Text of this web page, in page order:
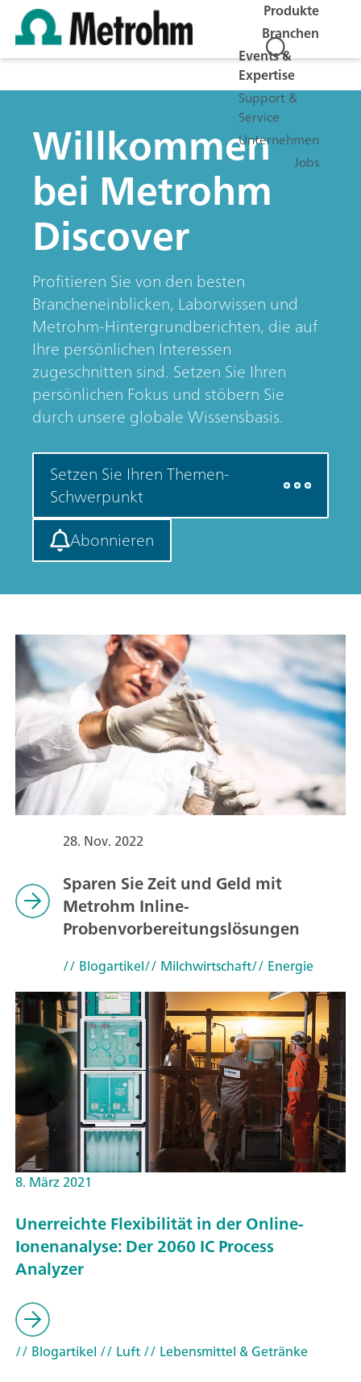
Produkte
Branchen
Events &
Expertise
Support &
Service
Unternehmen
Jobs
Willkommen
bei Metrohm
Discover
Profitieren Sie von den besten
Brancheneinblicken, Laborwissen und
Metrohm-Hintergrundberichten, die auf
Ihre persönlichen Interessen
zugeschnitten sind. Setzen Sie Ihren
persönlichen Fokus und stöbern Sie
durch unsere globale Wissensbasis.
Setzen Sie Ihren Themen-
Schwerpunkt
Abonnieren
28. Nov. 2022
Sparen Sie Zeit und Geld mit
Metrohm Inline-
Probenvorbereitungslösungen
// Blogartikel// Milchwirtschaft// Energie
8. März 2021
Unerreichte Flexibilität in der Online-
Ionenanalyse: Der 2060 IC Process
Analyzer
// Blogartikel // Luft// Lebensmittel & Getränke